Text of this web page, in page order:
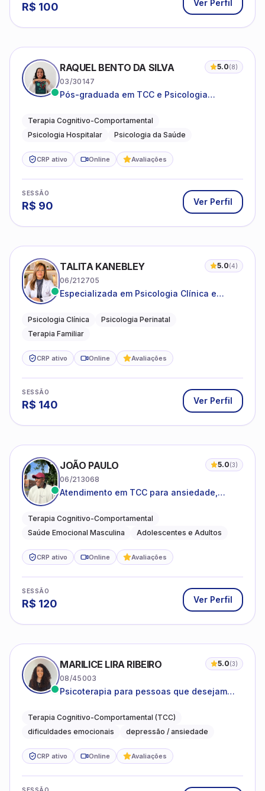
R$ 100 Ver Perfil
RAQUEL BENTO DA SILVA 5.0(8)
03/30147
Pós-graduada em TCC e Psicologia
Terapia Cognitivo-Comportamental
Psicologia Hospitalar
Psicologia da Saúde
CRP ativo Online Avaliações
SESSÃO
R$ 90 Ver Perfil
TALITA KANEBLEY 5.0(4)
06/212705
Especializada em Psicologia Clínica e
famílias
Psicologia Clínica
Psicologia Perinatal
Terapia Familiar
CRP ativo Online Avaliações
SESSÃO
R$ 140 Ver Perfil
JOÃO PAULO 5.0(3)
06/213068
Atendimento em TCC para ansiedade,
emocional
Terapia Cognitivo-Comportamental
Saúde Emocional Masculina
Adolescentes e Adultos
CRP ativo Online Avaliações
SESSÃO
R$ 120 Ver Perfil
MARILICE LIRA RIBEIRO 5.0(3)
08/45003
Psicoterapia para pessoas que desejam
dificuldades do dia a dia
Terapia Cognitivo-Comportamental (TCC)
dificuldades emocionais
depressão / ansiedade
CRP ativo Online Avaliações